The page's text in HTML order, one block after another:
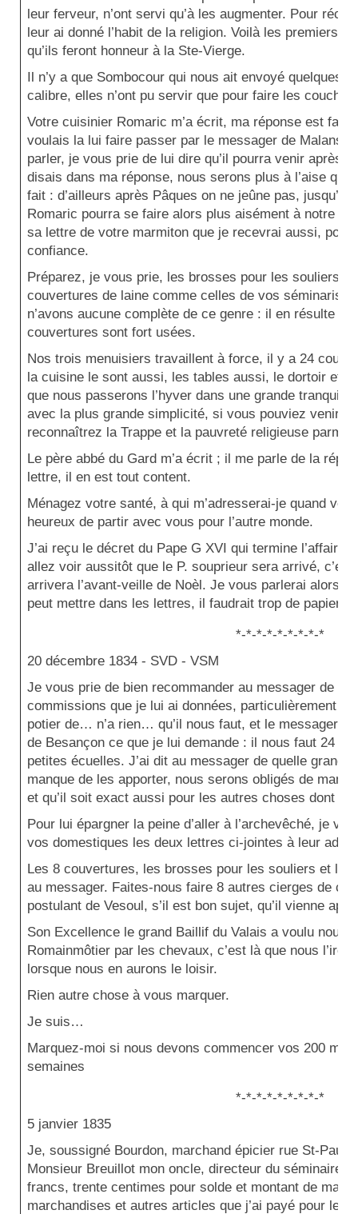
leur ferveur, n’ont servi qu’à les augmenter. Pour
leur ai donné l’habit de la religion. Voilà les premiers
qu’ils feront honneur à la Ste-Vierge.
Il n’y a que Sombocour qui nous ait envoyé quelques
calibre, elles n’ont pu servir que pour faire les
Votre cuisinier Romaric m’a écrit, ma réponse est
voulais la lui faire passer par le messager de Malans,
parler, je vous prie de lui dire qu’il pourra venir après
disais dans ma réponse, nous serons plus à l’aise
fait : d’ailleurs après Pâques on ne jeûne pas,
Romaric pourra se faire alors plus aisément à notre
sa lettre de votre marmiton que je recevrai aussi,
confiance.
Préparez, je vous prie, les brosses pour les souliers,
couvertures de laine comme celles de vos
n’avons aucune complète de ce genre : il en résulte
couvertures sont fort usées.
Nos trois menuisiers travaillent à force, il y a 24
la cuisine le sont aussi, les tables aussi, le dortoir et
que nous passerons l’hyver dans une grande
avec la plus grande simplicité, si vous pouviez venir
reconnaîtrez la Trappe et la pauvreté religieuse parmi
Le père abbé du Gard m’a écrit ; il me parle de la
lettre, il en est tout content.
Ménagez votre santé, à qui m’adresserai-je quand
heureux de partir avec vous pour l’autre monde.
J’ai reçu le décret du Pape G XVI qui termine l’affaire
allez voir aussitôt que le P. souprieur sera arrivé,
arrivera l’avant-veille de Noèl. Je vous parlerai alors
peut mettre dans les lettres, il faudrait trop de papier.
*-*-*-*-*-*-*-*-*
20 décembre 1834 - SVD - VSM
Je vous prie de bien recommander au messager de
commissions que je lui ai données, particulièrement
potier de… n’a rien… qu’il nous faut, et le messager
de Besançon ce que je lui demande : il nous faut 24
petites écuelles. J’ai dit au messager de quelle
manque de les apporter, nous serons obligés de
et qu’il soit exact aussi pour les autres choses dont je
Pour lui épargner la peine d’aller à l’archevêché, je
vos domestiques les deux lettres ci-jointes à leur
Les 8 couvertures, les brosses pour les souliers et la
au messager. Faites-nous faire 8 autres cierges de
postulant de Vesoul, s’il est bon sujet, qu’il vienne
Son Excellence le grand Baillif du Valais a voulu nous
Romainmôtier par les chevaux, c’est là que nous
lorsque nous en aurons le loisir.
Rien autre chose à vous marquer.
Je suis…
Marquez-moi si nous devons commencer vos 200
semaines
*-*-*-*-*-*-*-*-*
5 janvier 1835
Je, soussigné Bourdon, marchand épicier rue St-
Monsieur Breuillot mon oncle, directeur du séminaire,
francs, trente centimes pour solde et montant de ma
marchandises et autres articles que j’ai payé pour le